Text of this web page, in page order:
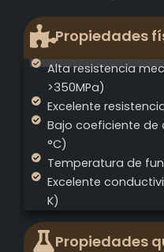
Propiedades
Alta resistencia
>350MPa)
Excelente
Bajo coeficiente de
°C)
Temperatura de
Excelente
K)
Propiedades